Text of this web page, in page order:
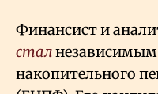
Финансист и
стал
накопительного